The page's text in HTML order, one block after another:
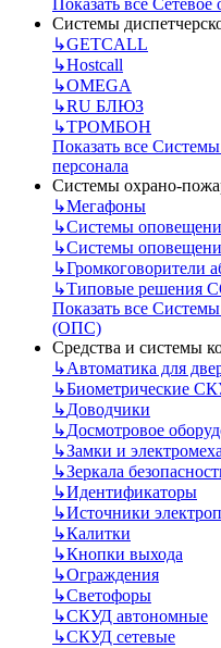
Показать все Сетевое
Системы
↳GETCALL
↳Hostcall
↳OMEGA
↳RU БЛЮЗ
↳ТРОМБОН
Показать все
персонала
Системы охрано-
↳Мегафоны
↳Системы
↳Системы
↳Громкоговорители
↳Типовые решения
Показать все
(ОПС)
Средства и системы
↳Автоматика для
↳Биометрические
↳Доводчики
↳Досмотровое
↳Замки и
↳Зеркала
↳Идентификаторы
↳Источники
↳Калитки
↳Кнопки выхода
↳Ограждения
↳Светофоры
↳СКУД автономные
↳СКУД сетевые